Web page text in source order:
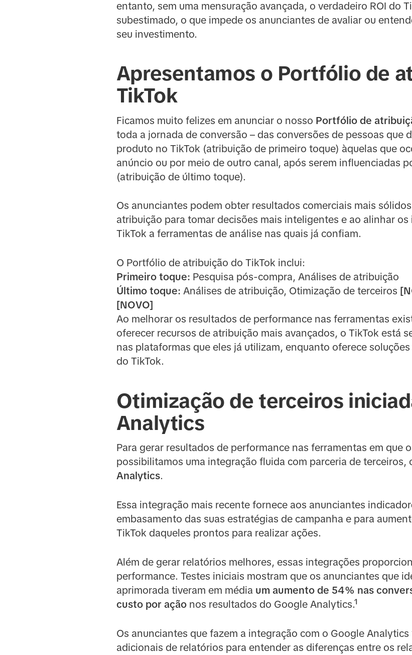
entanto, sem uma mensuração avançada, o verdadeiro ROI do
subestimado, o que impede os anunciantes de avaliar ou
seu investimento.
Apresentamos o Portfólio de
TikTok
Ficamos muito felizes em anunciar o nosso Portfólio de
toda a jornada de conversão – das conversões de pessoas que
produto no TikTok (atribuição de primeiro toque) àquelas que
anúncio ou por meio de outro canal, após serem influenciadas
(atribuição de último toque).
Os anunciantes podem obter resultados comerciais mais
atribuição para tomar decisões mais inteligentes e ao alinhar
TikTok a ferramentas de análise nas quais já confiam.
O Portfólio de atribuição do TikTok inclui:
Primeiro toque: Pesquisa pós-compra, Análises de atribuição
Último toque: Análises de atribuição, Otimização de terceiros
[NOVO]
Ao melhorar os resultados de performance nas ferramentas
oferecer recursos de atribuição mais avançados, o TikTok está
nas plataformas que eles já utilizam, enquanto oferece
do TikTok.
Otimização de terceiros
Analytics
Para gerar resultados de performance nas ferramentas em que
possibilitamos uma integração fluida com parceria de terceiros,
Analytics.
Essa integração mais recente fornece aos anunciantes
embasamento das suas estratégias de campanha e para
TikTok daqueles prontos para realizar ações.
Além de gerar relatórios melhores, essas integrações
performance. Testes iniciais mostram que os anunciantes que
aprimorada tiveram em média um aumento de 54% nas
custo por açãonos resultados do Google Analytics.¹
Os anunciantes que fazem a integração com o Google
adicionais de relatórios para entender as diferenças entre os